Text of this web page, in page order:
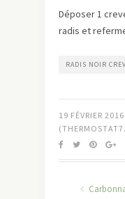
Déposer 1
radis et
RADIS NOIR
19 FÉVRIER 2016